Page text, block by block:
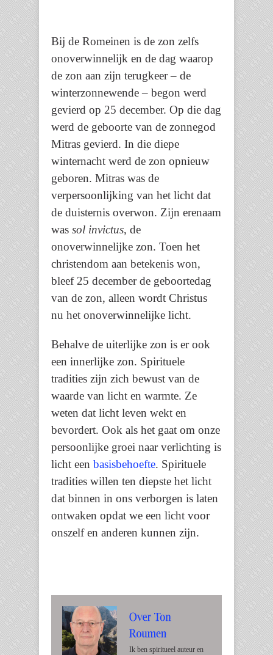
Bij de Romeinen is de zon zelfs
onoverwinnelijk en de dag waarop
de zon aan zijn terugkeer – de
winterzonnewende – begon werd
gevierd op 25 december. Op die dag
werd de geboorte van de zonnegod
Mitras gevierd. In die diepe
winternacht werd de zon opnieuw
geboren. Mitras was de
verpersoonlijking van het licht dat
de duisternis overwon. Zijn erenaam
was sol invictus, de
onoverwinnelijke zon. Toen het
christendom aan betekenis won,
bleef 25 december de geboortedag
van de zon, alleen wordt Christus
nu het onoverwinnelijke licht.
Behalve de uiterlijke zon is er ook
een innerlijke zon. Spirituele
tradities zijn zich bewust van de
waarde van licht en warmte. Ze
weten dat licht leven wekt en
bevordert. Ook als het gaat om onze
persoonlijke groei naar verlichting is
licht een basisbehoefte. Spirituele
tradities willen ten diepste het licht
dat binnen in ons verborgen is laten
ontwaken opdat we een licht voor
onszelf en anderen kunnen zijn.
Ik ben spiritueel auteur en